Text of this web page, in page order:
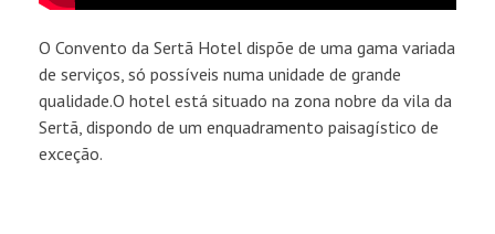
O Convento da Sertã Hotel dispõe de uma gama variada
de serviços, só possíveis numa unidade de grande
qualidade.O hotel está situado na zona nobre da vila da
Sertã, dispondo de um enquadramento paisagístico de
exceção.